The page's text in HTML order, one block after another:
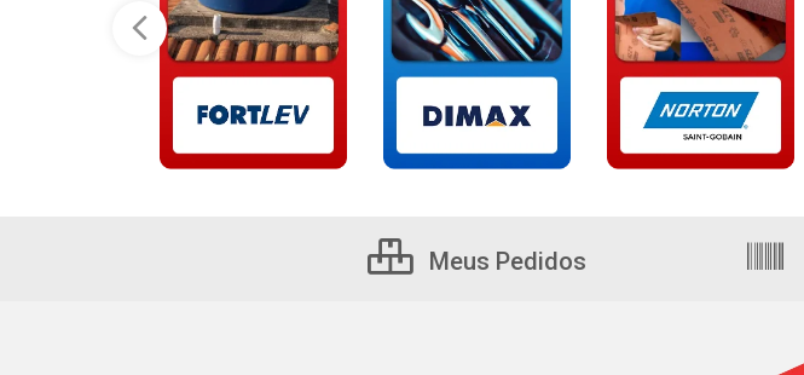
Meus Pedidos